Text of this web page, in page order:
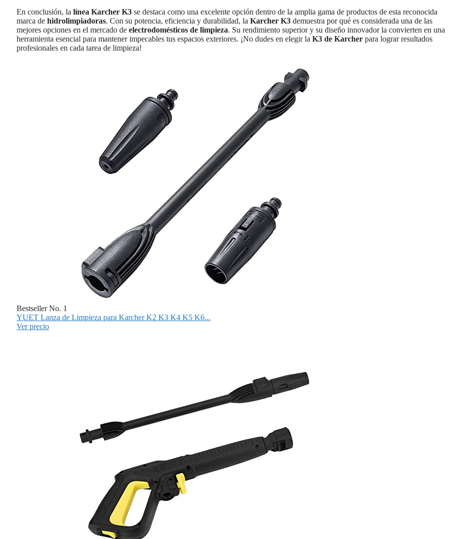
En conclusión, la línea Karcher K3 se destaca como una excelente opción dentro de la amplia gama de productos de esta reconocida
marca de hidrolimpiadoras. Con su potencia, eficiencia y durabilidad, la Karcher K3 demuestra por qué es considerada una de las
mejores opciones en el mercado de electrodomésticos de limpieza. Su rendimiento superior y su diseño innovador la convierten en una
herramienta esencial para mantener impecables tus espacios exteriores. ¡No dudes en elegir la K3 de Karcher para lograr resultados
profesionales en cada tarea de limpieza!
Bestseller No. 1
YUET Lanza de Limpieza para Karcher K2 K3 K4 K5 K6...
Ver precio